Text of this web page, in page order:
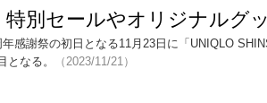
別セールやオリジナルグ
感謝祭の初日となる11月23日に「UNIQLO
となる。
（2023/11/21）